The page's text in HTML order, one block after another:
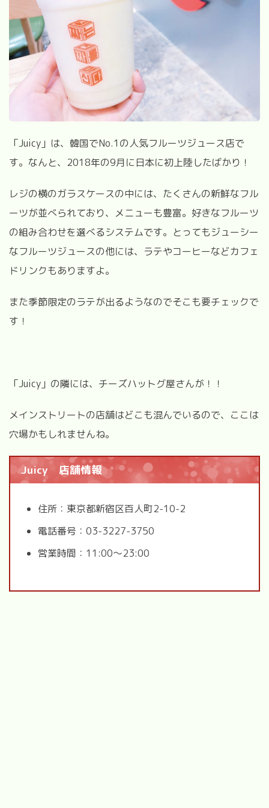
「Juicy」は、韓国でNo.1の人気フルーツジュース店で
す。なんと、2018年の9月に日本に初上陸したばかり！
レジの横のガラスケースの中には、たくさんの新鮮なフル
ーツが並べられており、メニューも豊富。好きなフルーツ
の組み合わせを選べるシステムです。とってもジューシー
なフルーツジュースの他には、ラテやコーヒーなどカフェ
ドリンクもありますよ。
また季節限定のラテが出るようなのでそこも要チェックで
す！
「Juicy」の隣には、チーズハットグ屋さんが！！
メインストリートの店舗はどこも混んでいるので、ここは
穴場かもしれませんね。
Juicy 店舗情報
住所：東京都新宿区百人町2-10-2
電話番号：03-3227-3750
営業時間：11:00～23:00